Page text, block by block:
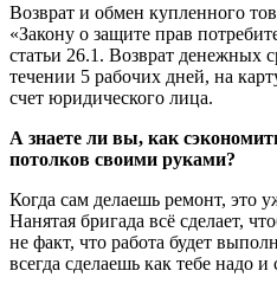
Возврат и обмен купленного
«Закону о защите прав
статьи 26.1. Возврат денежных
течении 5 рабочих дней, на
счет юридического лица.
А знаете ли вы, как
потолков своими руками?
Когда сам делаешь ремонт, это
Нанятая бригада всё сделает,
не факт, что работа будет
всегда сделаешь как тебе надо